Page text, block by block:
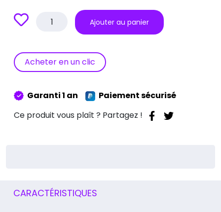
quantité
Apple
(2019)
Ajouter au panier
Acheter en un clic
Garanti 1 an
Paiement sécurisé
Ce produit vous plaît ? Partagez !
CARACTÉRISTIQUES